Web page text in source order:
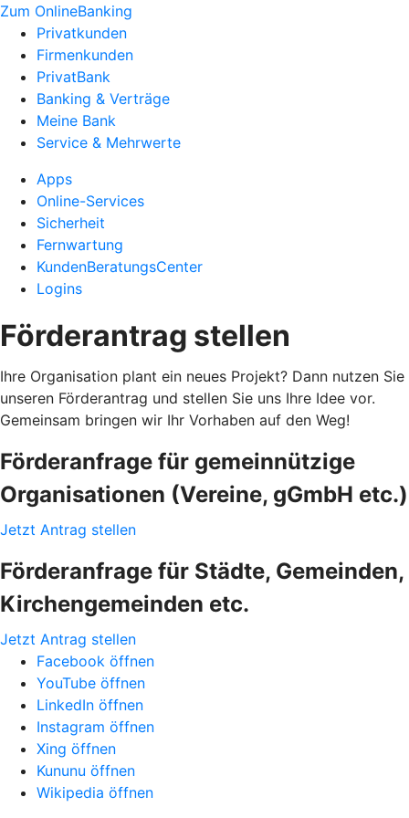
Zum OnlineBanking
Privatkunden
Firmenkunden
PrivatBank
Banking & Verträge
Meine Bank
Service & Mehrwerte
Apps
Online-Services
Sicherheit
Fernwartung
KundenBeratungsCenter
Logins
Förderantrag stellen
Ihre Organisation plant ein neues Projekt? Dann nutzen Sie
unseren Förderantrag und stellen Sie uns Ihre Idee vor.
Gemeinsam bringen wir Ihr Vorhaben auf den Weg!
Förderanfrage für gemeinnützige
Organisationen (Vereine, gGmbH etc.)
Jetzt Antrag stellen
Förderanfrage für Städte, Gemeinden,
Kirchengemeinden etc.
Jetzt Antrag stellen
Facebook öffnen
YouTube öffnen
LinkedIn öffnen
Instagram öffnen
Xing öffnen
Kununu öffnen
Wikipedia öffnen